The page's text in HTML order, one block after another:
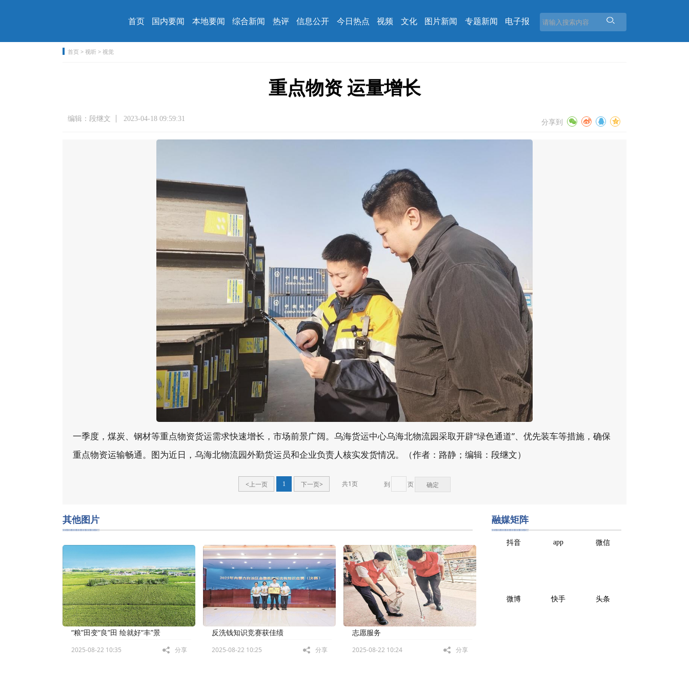
首页 国内要闻 本地要闻 综合新闻 热评 信息公开 今日热点 视频 文化 图片新闻 专题新闻 电子报
首页 > 视听 > 视觉
重点物资 运量增长
编辑：段继文 2023-04-18 09:59:31 分享到
一季度，煤炭、钢材等重点物资货运需求快速增长，市场前景广阔。乌海货运中心乌海北物流园采取开辟“绿色通道”、优先装车等措施，确保
重点物资运输畅通。图为近日，乌海北物流园外勤货运员和企业负责人核实发货情况。（作者：路静；编辑：段继文）
<上一页 1 下一页> 共1页 到 页 确定
其他图片
“粮”田变“良”田 绘就好“丰”景
2025-08-22 10:35 分享
反洗钱知识竞赛获佳绩
2025-08-22 10:25 分享
志愿服务
2025-08-22 10:24 分享
融媒矩阵
抖音 app 微信
微博 快手 头条